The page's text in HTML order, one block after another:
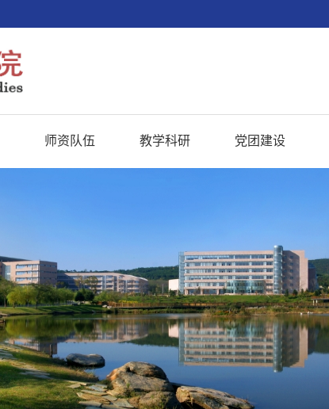
师资队伍 教学科研 党团建设